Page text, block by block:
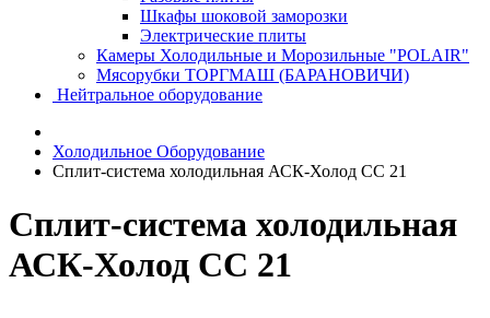
Шкафы шоковой заморозки
Электрические плиты
Камеры Холодильные и Морозильные "POLAIR"
Мясорубки ТОРГМАШ (БАРАНОВИЧИ)
Нейтральное оборудование
Холодильное Оборудование
Сплит-система холодильная АСК-Холод CC 21
Сплит-система холодильная
АСК-Холод CC 21